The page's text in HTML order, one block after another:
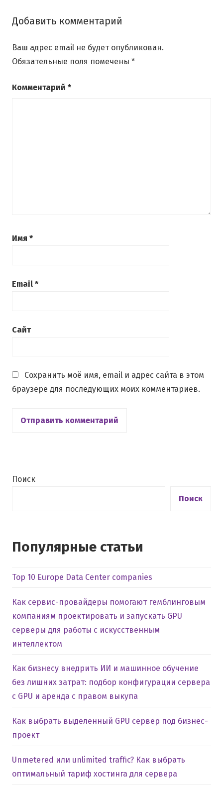
Добавить комментарий
Ваш адрес email не будет опубликован.
Обязательные поля помечены *
Комментарий *
Имя *
Email *
Сайт
Сохранить моё имя, email и адрес сайта в этом
браузере для последующих моих комментариев.
Поиск
Поиск
Популярные статьи
Top 10 Europe Data Center companies
Как сервис-провайдеры помогают гемблинговым
компаниям проектировать и запускать GPU
серверы для работы с искусственным
интеллектом
Как бизнесу внедрить ИИ и машинное обучение
без лишних затрат: подбор конфигурации сервера
с GPU и аренда с правом выкупа
Как выбрать выделенный GPU сервер под бизнес-
проект
Unmetered или unlimited traffic? Как выбрать
оптимальный тариф хостинга для сервера